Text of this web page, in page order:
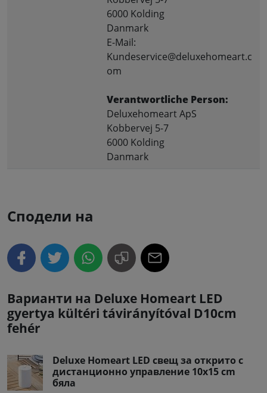
6000 Kolding
Danmark
E-Mail:
Kundeservice@deluxehomeart.c
om
Verantwortliche Person:
Deluxehomeart ApS
Kobbervej 5-7
6000 Kolding
Danmark
Сподели на
Варианти на Deluxe Homeart LED
gyertya kültéri távirányítóval D10cm
fehér
Deluxe Homeart LED свещ за открито с
дистанционно управление 10x15 cm
бяла